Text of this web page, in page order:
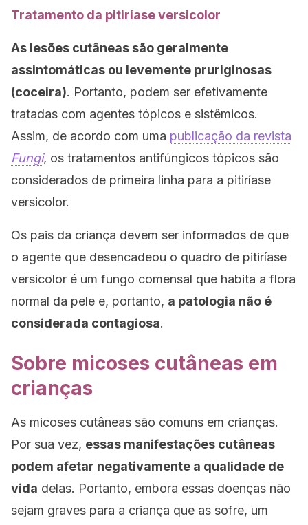
Tratamento da pitiríase versicolor
As lesões cutâneas são geralmente
assintomáticas ou levemente pruriginosas
(coceira). Portanto, podem ser efetivamente
tratadas com agentes tópicos e sistêmicos.
Assim, de acordo com uma publicação da revista
Fungi, os tratamentos antifúngicos tópicos são
considerados de primeira linha para a pitiríase
versicolor.
Os pais da criança devem ser informados de que
o agente que desencadeou o quadro de pitiríase
versicolor é um fungo comensal que habita a flora
normal da pele e, portanto, a patologia não é
considerada contagiosa.
Sobre micoses cutâneas em
crianças
As micoses cutâneas são comuns em crianças.
Por sua vez, essas manifestações cutâneas
podem afetar negativamente a qualidade de
vida delas. Portanto, embora essas doenças não
sejam graves para a criança que as sofre, um